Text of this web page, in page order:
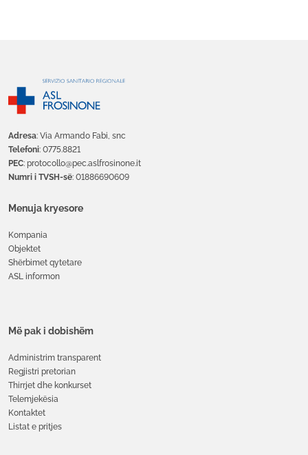
Adresa: Via Armando Fabi, snc
Telefoni: 0775.8821
PEC: protocollo@pec.aslfrosinone.it
Numri i TVSH-së: 01886690609
Menuja kryesore
Kompania
Objektet
Shërbimet qytetare
ASL informon
Më pak i dobishëm
Administrim transparent
Regjistri pretorian
Thirrjet dhe konkurset
Telemjekësia
Kontaktet
Listat e pritjes